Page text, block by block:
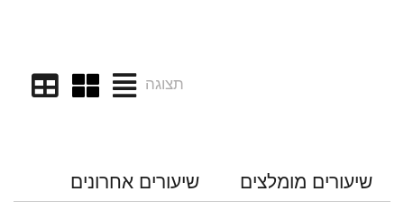
תצוגה
שיעורים מומלצים שיעורים אחרונים